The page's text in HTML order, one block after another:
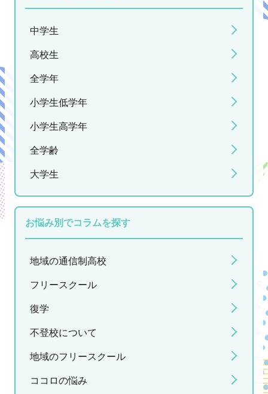
中学生
高校生
全学年
小学生低学年
小学生高学年
全学齢
大学生
お悩み別でコラムを探す
地域の通信制高校
フリースクール
復学
不登校について
地域のフリースクール
ココロの悩み